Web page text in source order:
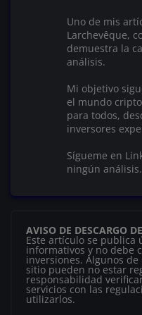
Uno de mis
Larchevêque,
demuestra la
análisis.
Mi objetivo
el mundo
para todos,
inversores
Sígueme en
ningún análisis.
AVISO DE DESCARGO
Este artículo se publica
informativos y no debe
inversiones. Algunos
sitio pueden no estar
responsabilidad
servicios con las
utilizarlos.